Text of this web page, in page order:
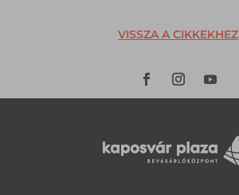
VISSZA A CIKKEKHEZ